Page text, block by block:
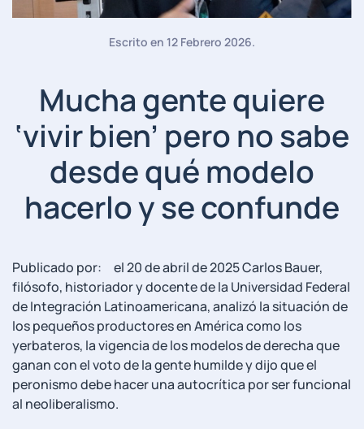
Escrito en 12 Febrero 2026.
Mucha gente quiere
‘vivir bien’ pero no sabe
desde qué modelo
hacerlo y se confunde
Publicado por: el 20 de abril de 2025 Carlos Bauer,
filósofo, historiador y docente de la Universidad Federal
de Integración Latinoamericana, analizó la situación de
los pequeños productores en América como los
yerbateros, la vigencia de los modelos de derecha que
ganan con el voto de la gente humilde y dijo que el
peronismo debe hacer una autocrítica por ser funcional
al neoliberalismo.